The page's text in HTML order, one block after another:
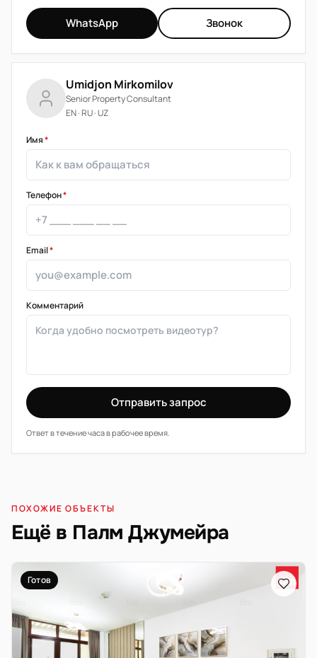
WhatsApp Звонок
Umidjon Mirkomilov
Senior Property Consultant
EN · RU · UZ
Имя*
Телефон*
Email*
Комментарий
Отправить запрос
Ответ в течение часа в рабочее время.
ПОХОЖИЕ ОБЪЕКТЫ
Ещё в Палм Джумейра
Готов